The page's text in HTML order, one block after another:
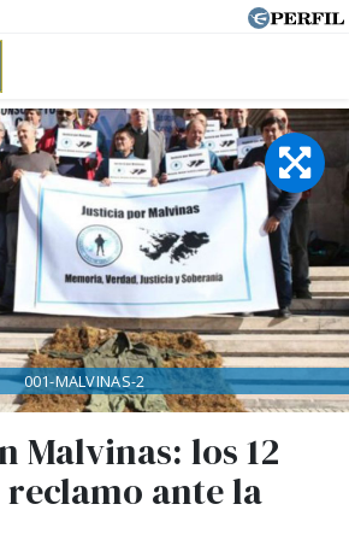
Malvinas: los 12
ante la
001-MALVINAS-2